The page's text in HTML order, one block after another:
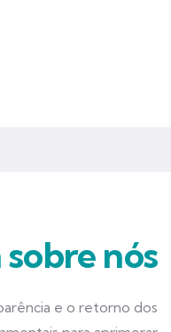
nós
e o retorno dos